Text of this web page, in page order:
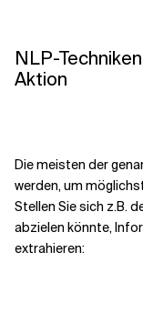
NLP-
Aktion
Die meisten der
werden, um
Stellen Sie sich z.B.
abzielen könnte,
extrahieren: